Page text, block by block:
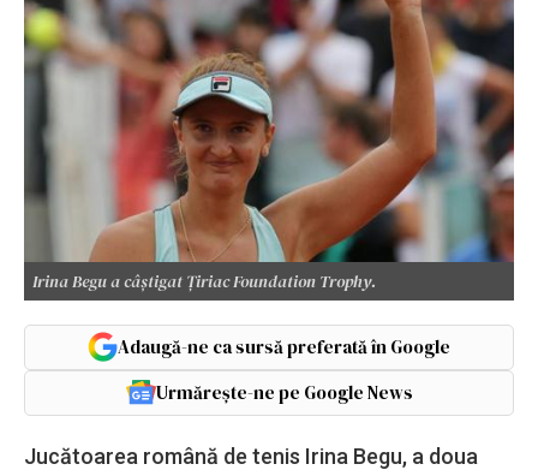
Irina Begu a câştigat Ţiriac Foundation Trophy.
Adaugă-ne ca sursă preferată în Google
Urmărește-ne pe Google News
Jucătoarea română de tenis Irina Begu, a doua